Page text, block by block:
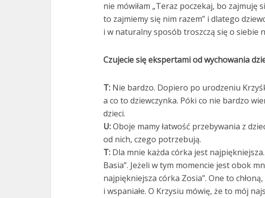
nie mówiłam „Teraz poczekaj, bo zajmuję
to zajmiemy się nim razem” i dlatego
i w naturalny sposób troszczą się o siebie
Czujecie się ekspertami od wychowania
T: Nie bardzo. Dopiero po urodzeniu
a co to dziewczynka. Póki co nie bardzo
dzieci.
U:Oboje mamy łatwość przebywania z
od nich, czego potrzebują.
T: Dla mnie każda córka jest
Basia”. Jeżeli w tym momencie jest obok
najpiękniejsza córka Zosia”. One to
i wspaniałe. O Krzysiu mówię, że to mój